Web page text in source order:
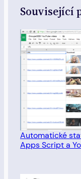
Související
Automatické
Apps Script a